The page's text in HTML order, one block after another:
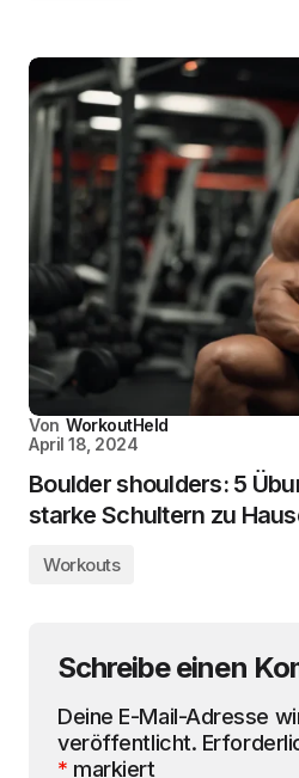
Von WorkoutHeld
April 18, 2024
Boulder shoulders: 5
starke Schultern zu
Workouts
Schreibe einen
Deine E-Mail-Adresse
veröffentlicht.
* markiert